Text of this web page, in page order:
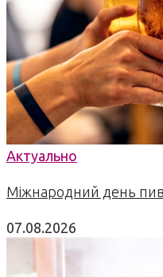
Актуально
Міжнародний день
07.08.2026